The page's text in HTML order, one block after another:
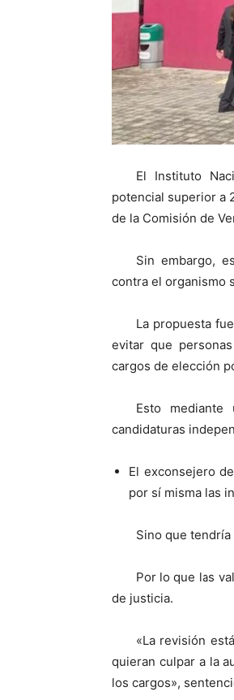
El Instituto
potencial superior a
de la Comisión de
Sin embargo,
contra el organismo
La propuesta
evitar que
cargos de elección
Esto
candidaturas
El exconsejero
por sí misma las
Sino que
Por lo que las
de justicia.
«La revisión
quieran culpar a la
los cargos»,